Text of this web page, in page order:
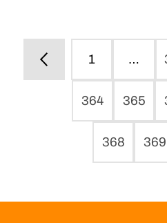
1 …
364 365
368 369